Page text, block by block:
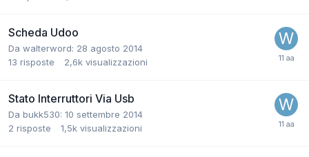
Scheda Udoo
Da walterword: 28 agosto 2014
13 risposte 2,6k visualizzazioni
Stato Interruttori Via Usb
Da bukk530: 10 settembre 2014
2 risposte 1,5k visualizzazioni